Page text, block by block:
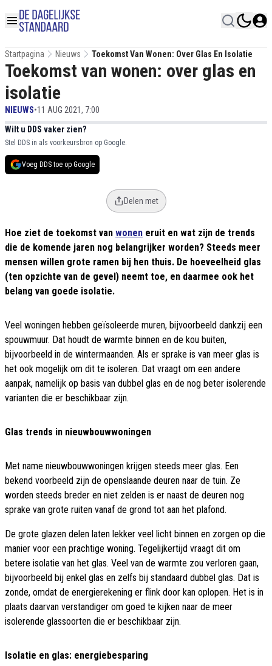
Startpagina Nieuws Toekomst Van Wonen: Over Glas En Isolatie
Toekomst van wonen: over glas en
isolatie
NIEUWS•11 AUG 2021, 7:00
Wilt u DDS vaker zien?
Stel DDS in als voorkeursbron op Google.
Voeg DDS toe op Google
Delen met
Hoe ziet de toekomst van wonen eruit en wat zijn de trends
die de komende jaren nog belangrijker worden? Steeds meer
mensen willen grote ramen bij hen thuis. De hoeveelheid glas
(ten opzichte van de gevel) neemt toe, en daarmee ook het
belang van goede isolatie.
Veel woningen hebben geïsoleerde muren, bijvoorbeeld dankzij een
spouwmuur. Dat houdt de warmte binnen en de kou buiten,
bijvoorbeeld in de wintermaanden. Als er sprake is van meer glas is
het ook mogelijk om dit te isoleren. Dat vraagt om een andere
aanpak, namelijk op basis van dubbel glas en de nog beter isolerende
varianten die er beschikbaar zijn.
Glas trends in nieuwbouwwoningen
Met name nieuwbouwwoningen krijgen steeds meer glas. Een
bekend voorbeeld zijn de openslaande deuren naar de tuin. Ze
worden steeds breder en niet zelden is er naast de deuren nog
sprake van grote ruiten vanaf de grond tot aan het plafond.
De grote glazen delen laten lekker veel licht binnen en zorgen op die
manier voor een prachtige woning. Tegelijkertijd vraagt dit om
betere isolatie van het glas. Veel van de warmte zou verloren gaan,
bijvoorbeeld bij enkel glas en zelfs bij standaard dubbel glas. Dat is
zonde, omdat de energierekening er flink door kan oplopen. Het is in
plaats daarvan verstandiger om goed te kijken naar de meer
isolerende glassoorten die er beschikbaar zijn.
Isolatie en glas: energiebesparing